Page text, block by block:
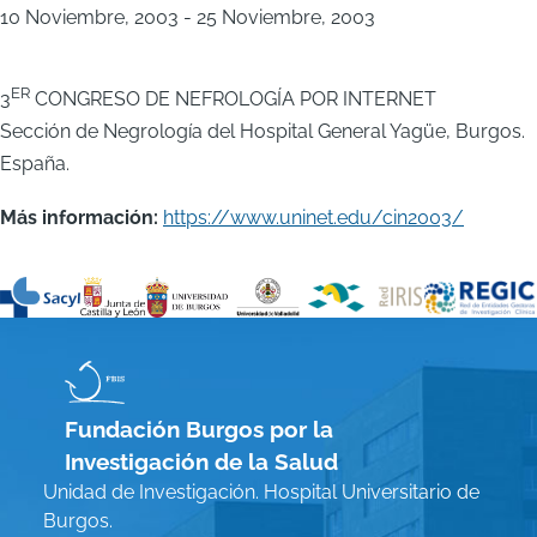
10 Noviembre, 2003 - 25 Noviembre, 2003
3ER CONGRESO DE NEFROLOGÍA POR INTERNET
Sección de Negrología del Hospital General Yagüe, Burgos.
España.
Más información: https://www.uninet.edu/cin2003/
Fundación Burgos por la
Investigación de la Salud
Unidad de Investigación. Hospital Universitario de
Burgos.